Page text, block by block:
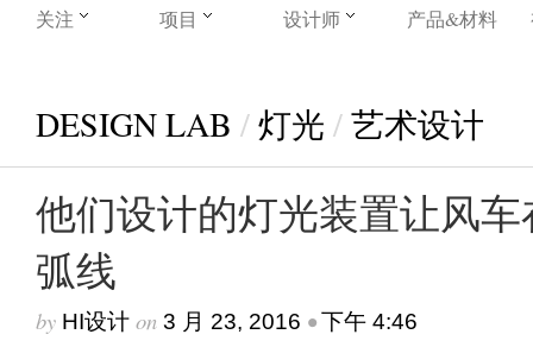
关注 项目 设计师 产品&材料
DESIGN LAB /灯光 /艺术设计
他们设计的灯光装置让风
弧线
by HI设计 on 3 月 23, 2016 •下午 4:46